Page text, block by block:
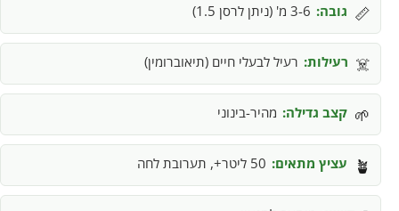
📏 גובה: 3-6 מ' (ניתן לרסן 1.5)
☠️ רעילות: רעיל לבעלי חיים (תיאוברומין)
🌱 קצב גדילה: מהיר-בינוני
🪴 עציץ מתאים: 50 ליטר+, תערובת לחה